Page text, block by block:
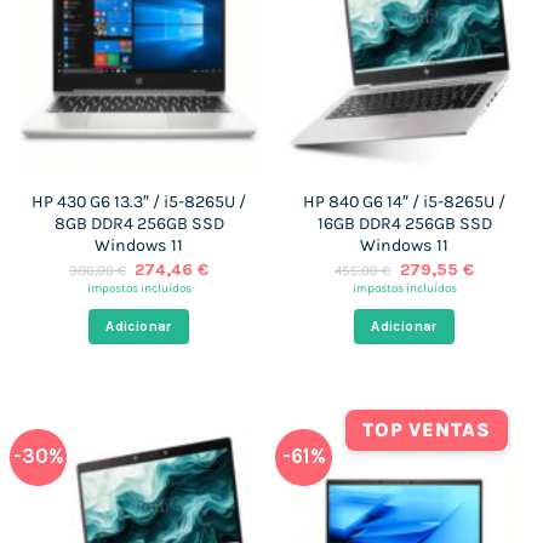
HP 430 G6 13.3″ / i5-8265U /
8GB DDR4 256GB SSD
Windows 11
386,00€ O
preço
era:
386,00 €.
274,46€O
impostos incluídos
Adicionar
HP 840 G6 14″ / i5-8265U /
16GB DDR4 256GB SSD
Windows 11
455,00€
O
preço
era:
455,00 €.
279,55 €O
impostos incluídos
Adicionar
-30% -61%
TOP VENTAS